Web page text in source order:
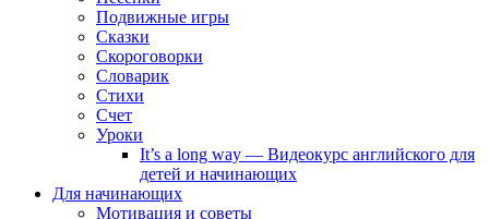
Подвижные игры
Сказки
Скороговорки
Словарик
Стихи
Счет
Уроки
It’s a long way — Видеокурс английского для
детей и начинающих
Для начинающих
Мотивация и советы